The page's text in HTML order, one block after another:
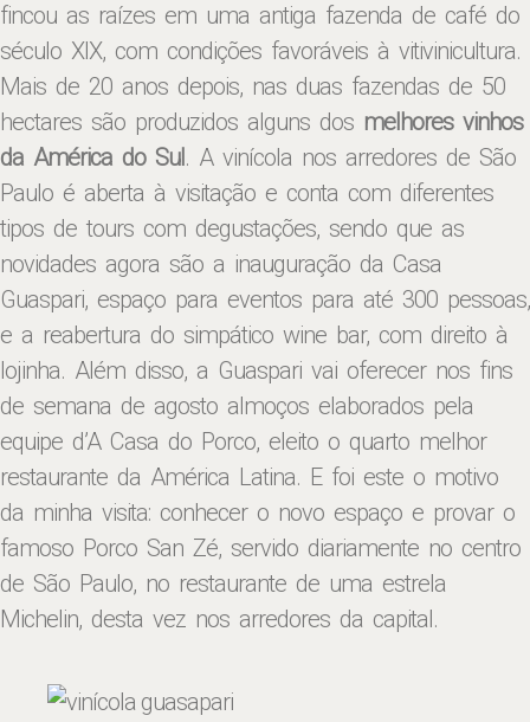
fincou as raízes em uma antiga fazenda de café do
século XIX, com condições favoráveis à vitivinicultura.
Mais de 20 anos depois, nas duas fazendas de 50
hectares são produzidos alguns dos melhores vinhos
da América do Sul . A vinícola nos arredores de São
Paulo é aberta à visitação e conta com diferentes
tipos de tours com degustações, sendo que as
novidades agora são a inauguração da Casa
Guaspari, espaço para eventos para até 300 pessoas,
e a reabertura do simpático wine bar, com direito à
lojinha. Além disso, a Guaspari vai oferecer nos fins
de semana de agosto almoços elaborados pela
equipe d’A Casa do Porco, eleito o quarto melhor
restaurante da América Latina. E foi este o motivo
da minha visita: conhecer o novo espaço e provar o
famoso Porco San Zé, servido diariamente no centro
de São Paulo, no restaurante de uma estrela
Michelin, desta vez nos arredores da capital.